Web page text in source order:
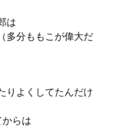
は
多分ももこが偉大だ
りよくしてたんだけ
らは